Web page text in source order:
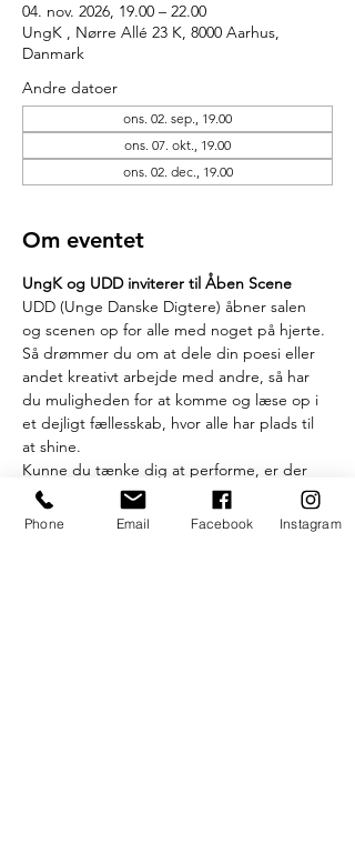
04. nov. 2026, 19.00 – 22.00
UngK , Nørre Allé 23 K, 8000 Aarhus,
Danmark
Andre datoer
ons. 02. sep., 19.00
ons. 07. okt., 19.00
ons. 02. dec., 19.00
Om eventet
UngK og UDD inviterer til Åben Scene
UDD (Unge Danske Digtere) åbner salen
og scenen op for alle med noget på hjerte.
Så drømmer du om at dele din poesi eller
andet kreativt arbejde med andre, så har
du muligheden for at komme og læse op i
et dejligt fællesskab, hvor alle har plads til
at shine.
Kunne du tænke dig at performe, er der
også mulighed for det - du skal blot møde
op og bede om at blive skrevet på listen.
Phone Email Facebook Instagram